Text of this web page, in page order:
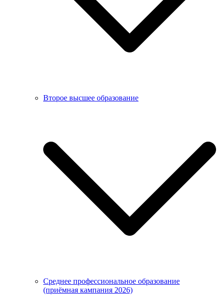
Второе высшее образование
Среднее профессиональное образование
(приёмная кампания 2026)